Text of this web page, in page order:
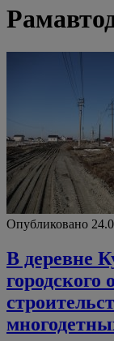
Опубликовано
В деревне
городского